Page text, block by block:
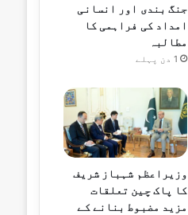
جنگ بندی اور انسانی
امداد کی فراہمی کا
مطالبہ
1 دن پہلے
وزیراعظم شہباز شریف
کا پاک چین تعلقات
مزید مضبوط بنانے کے